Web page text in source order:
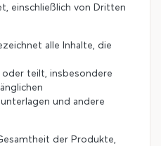
einschließlich von Dritten
alle Inhalte, die
teilt, insbesondere
und andere
der Produkte,